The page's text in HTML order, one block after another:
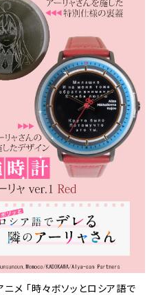
メ 「時々ボソッとロシア語で